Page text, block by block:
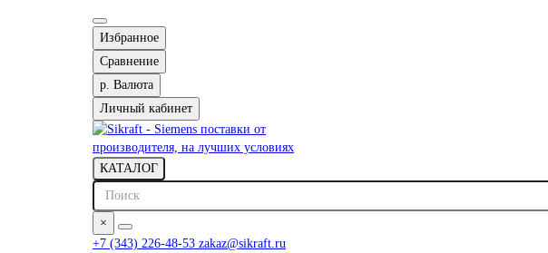
Избранное
Сравнение
р. Валюта
Личный кабинет
КАТАЛОГ
×
+7 (343) 226-48-53 zakaz@sikraft.ru